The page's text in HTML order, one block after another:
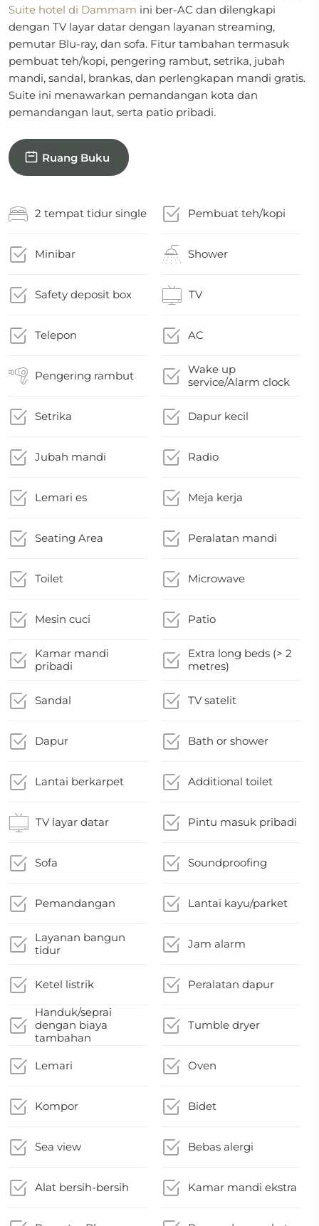
Suite hotel di Dammam ini ber-AC dan dilengkapi
dengan TV layar datar dengan layanan streaming,
pemutar Blu-ray, dan sofa. Fitur tambahan termasuk
pembuat teh/kopi, pengering rambut, setrika, jubah
mandi, sandal, brankas, dan perlengkapan mandi gratis.
Suite ini menawarkan pemandangan kota dan
pemandangan laut, serta patio pribadi.
Ruang Buku
2 tempat tidur single Pembuat teh/kopi
Minibar Shower
Safety deposit box TV
Telepon AC
Pengering rambut
Wake up
service/Alarm clock
Setrika Dapur kecil
Jubah mandi Radio
Lemari es Meja kerja
Seating Area Peralatan mandi
Toilet Microwave
Mesin cuci Patio
Kamar mandi
pribadi
Extra long beds (> 2
metres)
Sandal TV satelit
Dapur Bath or shower
Lantai berkarpet Additional toilet
TV layar datar Pintu masuk pribadi
Sofa Soundproofing
Pemandangan Lantai kayu/parket
Layanan bangun
tidur
Jam alarm
Ketel listrik Peralatan dapur
Handuk/seprai
dengan biaya
tambahan
Tumble dryer
Lemari Oven
Kompor Bidet
Sea view Bebas alergi
Alat bersih-bersih Kamar mandi ekstra